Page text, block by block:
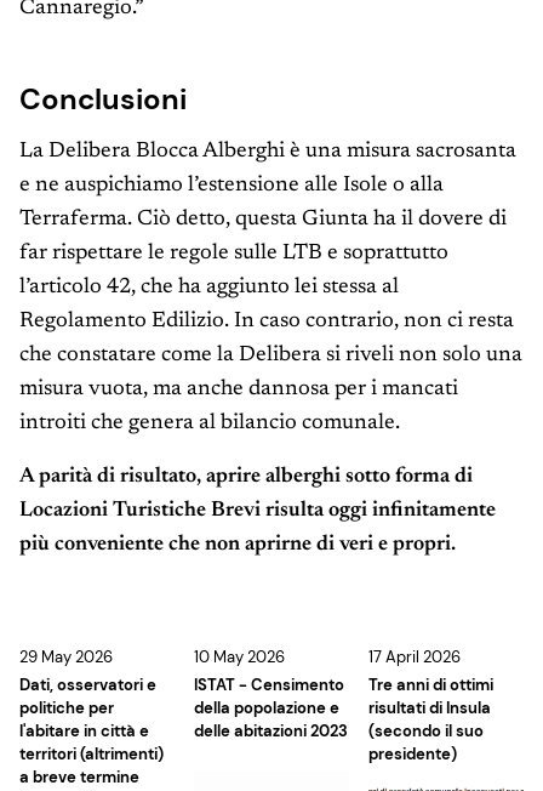
Cannaregio.”
Conclusioni
La Delibera Blocca Alberghi è una misura sacrosanta
e ne auspichiamo l’estensione alle Isole o alla
Terraferma. Ciò detto, questa Giunta ha il dovere di
far rispettare le regole sulle LTB e soprattutto
l’articolo 42, che ha aggiunto lei stessa al
Regolamento Edilizio. In caso contrario, non ci resta
che constatare come la Delibera si riveli non solo una
misura vuota, ma anche dannosa per i mancati
introiti che genera al bilancio comunale.
A parità di risultato, aprire alberghi sotto forma di
Locazioni Turistiche Brevi risulta oggi infinitamente
più conveniente che non aprirne di veri e propri.
29 May 2026
Dati, osservatori e
politiche per
l'abitare in città e
territori (altrimenti)
a breve termine
10 May 2026
ISTAT - Censimento
della popolazione e
delle abitazioni 2023
17 April 2026
Tre anni di ottimi
risultati di Insula
(secondo il suo
presidente)